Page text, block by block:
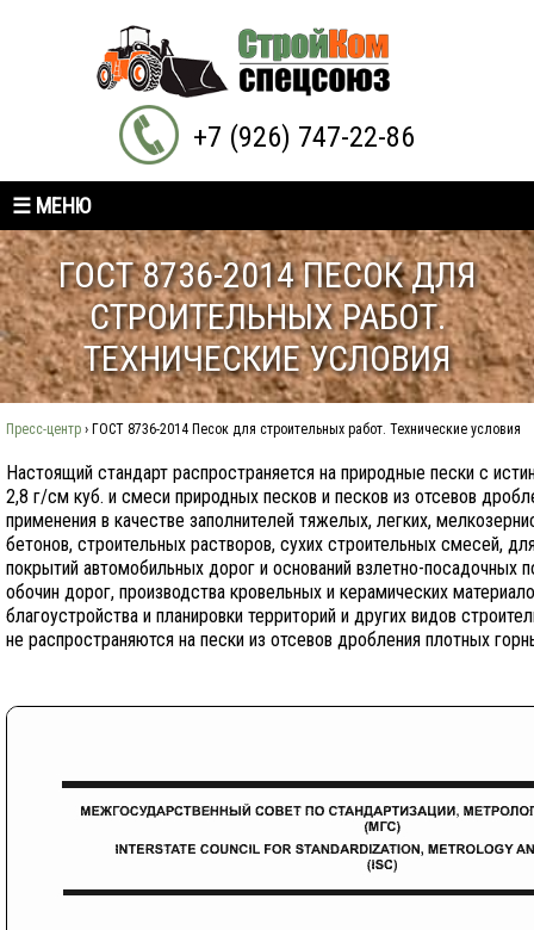
+7 (926) 747-22-86
☰ МЕНЮ
ГОСТ 8736-2014 ПЕСОК ДЛЯ
СТРОИТЕЛЬНЫХ РАБОТ.
ТЕХНИЧЕСКИЕ УСЛОВИЯ
Пресс-центр › ГОСТ 8736-2014 Песок для строительных работ. Технические условия
Настоящий стандарт распространяется на природные пески с
2,8 г/см куб. и смеси природных песков и песков из отсевов
применения в качестве заполнителей тяжелых, легких,
бетонов, строительных растворов, сухих строительных смесей,
покрытий автомобильных дорог и оснований взлетно-посадочных
обочин дорог, производства кровельных и керамических
благоустройства и планировки территорий и других видов
не распространяются на пески из отсевов дробления плотных